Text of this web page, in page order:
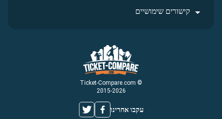
© Ticket-Compare.com
2015-2026
עקבו אחרינו
קישורים שימושיים